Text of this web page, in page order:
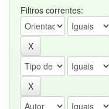
Filtros correntes: